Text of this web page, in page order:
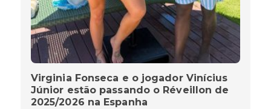
Virginia Fonseca e o jogador Vinícius
Júnior estão passando o Réveillon de
2025/2026 na Espanha